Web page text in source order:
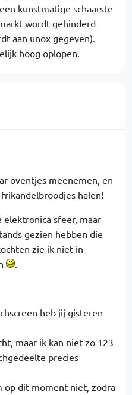
kunstmatige schaarste
wordt gehinderd
aan unox gegeven).
hoog oplopen.
oventjes meenemen, en
halen!
elektronica sfeer, maar
gezien hebben die
zie ik niet in
.
heb jij gisteren
maar ik kan niet zo 123
precies
op dit moment niet, zodra